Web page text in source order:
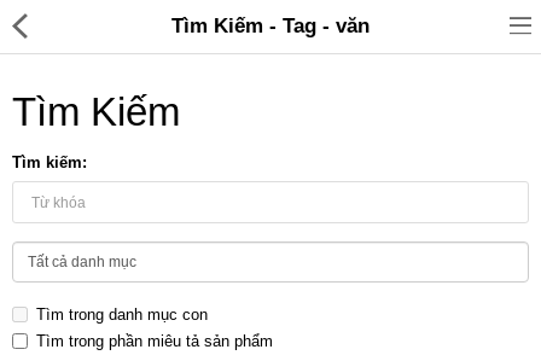
Điện gia dụng
Đồ tiện ích
Tìm Kiếm - Tag - văn
Tìm Kiếm
Tìm kiếm:
Tìm trong danh mục con
Tìm trong phần miêu tả sản phẩm